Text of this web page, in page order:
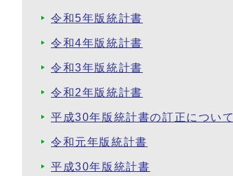
令和5年版統計書
令和4年版統計書
令和3年版統計書
令和2年版統計書
平成30年版統計書の訂正について
令和元年版統計書
平成30年版統計書